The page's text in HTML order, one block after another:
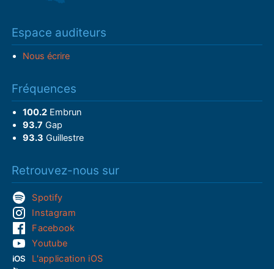
Espace auditeurs
Nous écrire
Fréquences
100.2Embrun
93.7 Gap
93.3 Guillestre
Retrouvez-nous sur
Spotify
Instagram
Facebook
Youtube
L'application iOS